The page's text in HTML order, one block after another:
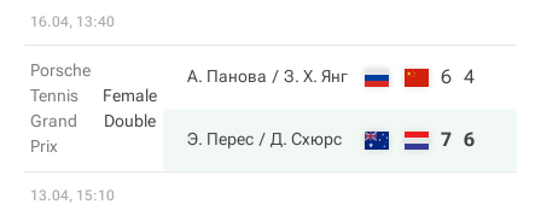
16.04, 13:40
Porsche
Tennis
Grand
Prix
Female
Double
А. Панова З. Х. Янг 6 4
Э. Перес Д. Схюрс 7 6
13.04, 15:10